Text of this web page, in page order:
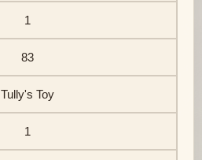
1
83
Tully's Toy
1